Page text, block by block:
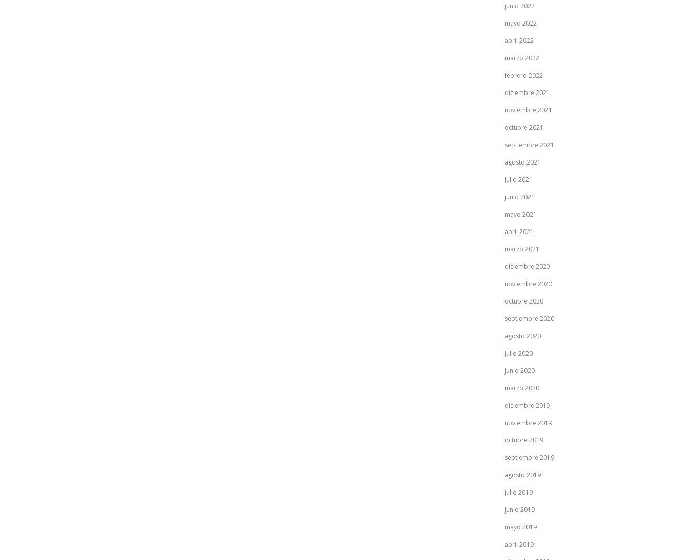
junio 2022
mayo 2022
abril 2022
marzo 2022
febrero 2022
diciembre 2021
noviembre 2021
octubre 2021
septiembre 2021
agosto 2021
julio 2021
junio 2021
mayo 2021
abril 2021
marzo 2021
diciembre 2020
noviembre 2020
octubre 2020
septiembre 2020
agosto 2020
julio 2020
junio 2020
marzo 2020
diciembre 2019
noviembre 2019
octubre 2019
septiembre 2019
agosto 2019
julio 2019
junio 2019
mayo 2019
abril 2019